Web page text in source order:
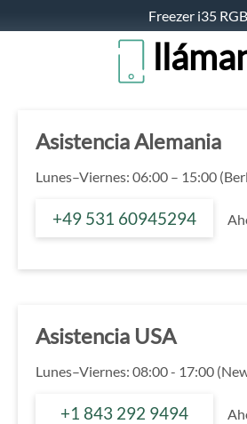
Freezer i35 RGB
Asistencia Alemania
Lunes–Viernes: 06:00 – 15:00
+49 531 60945294
Asistencia USA
Lunes–Viernes: 08:00 - 17:00
+1 843 292 9494